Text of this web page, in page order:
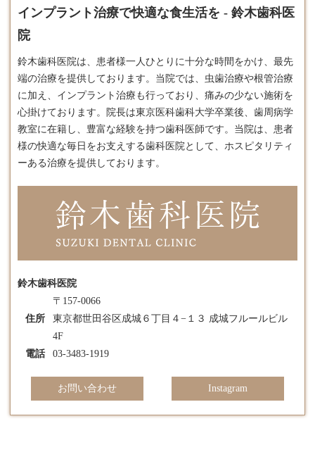
インプラント治療で快適な食生活を - 鈴木歯科医
院
鈴木歯科医院は、患者様一人ひとりに十分な時間をかけ、最先
端の治療を提供しております。​当院では、虫歯治療や根管治療
に加え、 インプラント 治療も行っており、痛みの少ない施術を
心掛けております。​院長は東京医科歯科大学卒業後、歯周病学
教室に在籍し、豊富な経験を持つ歯科医師です。​当院は、患者
様の快適な毎日をお支えする歯科医院として、ホスピタリティ
ーある治療を提供しております。
鈴木歯科医院
住所
〒157-0066
東京都世田谷区成城６丁目４−１３ 成城フルールビル
4F
電話
03-3483-1919
お問い合わせ Instagram